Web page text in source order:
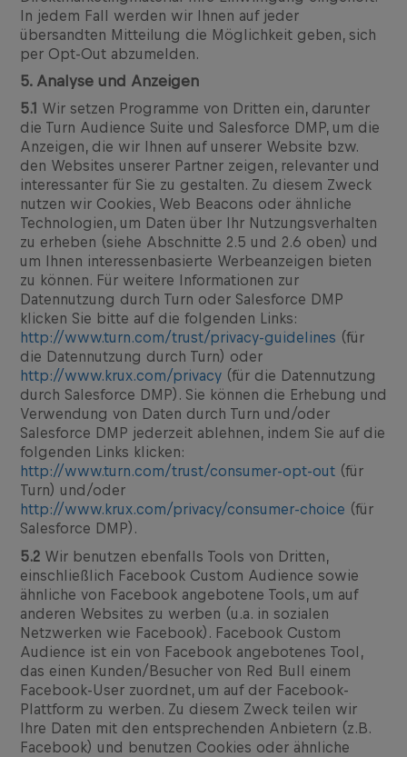
In jedem Fall werden wir Ihnen auf jeder
übersandten Mitteilung die Möglichkeit geben, sich
per Opt-Out abzumelden.
5. Analyse und Anzeigen
5.1 Wir setzen Programme von Dritten ein, darunter
die Turn Audience Suite und Salesforce DMP, um die
Anzeigen, die wir Ihnen auf unserer Website bzw.
den Websites unserer Partner zeigen, relevanter und
interessanter für Sie zu gestalten. Zu diesem Zweck
nutzen wir Cookies, Web Beacons oder ähnliche
Technologien, um Daten über Ihr Nutzungsverhalten
zu erheben (siehe Abschnitte 2.5 und 2.6 oben) und
um Ihnen interessenbasierte Werbeanzeigen bieten
zu können. Für weitere Informationen zur
Datennutzung durch Turn oder Salesforce DMP
klicken Sie bitte auf die folgenden Links:
http://www.turn.com/trust/privacy-guidelines (für
die Datennutzung durch Turn) oder
http://www.krux.com/privacy (für die Datennutzung
durch Salesforce DMP). Sie können die Erhebung und
Verwendung von Daten durch Turn und/oder
Salesforce DMP jederzeit ablehnen, indem Sie auf die
folgenden Links klicken:
http://www.turn.com/trust/consumer-opt-out (für
Turn) und/oder
http://www.krux.com/privacy/consumer-choice (für
Salesforce DMP).
5.2 Wir benutzen ebenfalls Tools von Dritten,
einschließlich Facebook Custom Audience sowie
ähnliche von Facebook angebotene Tools, um auf
anderen Websites zu werben (u.a. in sozialen
Netzwerken wie Facebook). Facebook Custom
Audience ist ein von Facebook angebotenes Tool,
das einen Kunden/Besucher von Red Bull einem
Facebook-User zuordnet, um auf der Facebook-
Plattform zu werben. Zu diesem Zweck teilen wir
Ihre Daten mit den entsprechenden Anbietern (z.B.
Facebook) und benutzen Cookies oder ähnliche